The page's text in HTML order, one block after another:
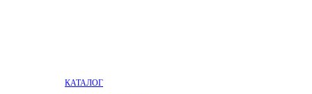
КАТАЛОГ